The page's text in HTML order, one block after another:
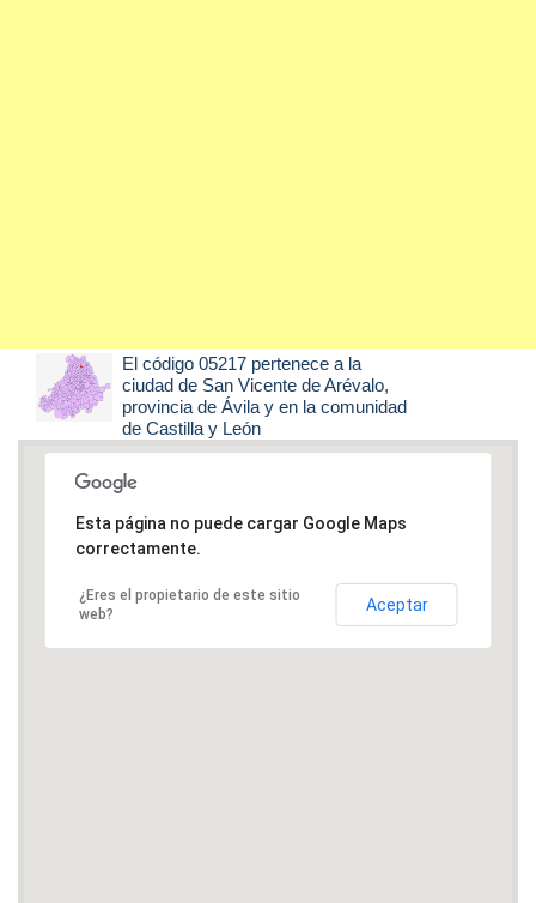
El código 05217 pertenece a la
ciudad de San Vicente de Arévalo,
provincia de Ávila y en la comunidad
de Castilla y León
Esta página no puede cargar Google Maps
correctamente.
¿Eres el propietario de este sitio
web?
Aceptar